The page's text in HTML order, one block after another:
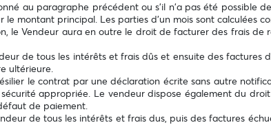
au paragraphe précédent ou s’il n'a pas été possible
montant principal. Les parties d'un mois sont calculées
le Vendeur aura en outre le droit de facturer des frais de
de tous les intérêts et frais dûs et ensuite des
ultérieure.
le contrat par une déclaration écrite sans autre
appropriée. Le vendeur dispose également du droit
de paiement.
de tous les intérêts et frais dus, puis des factures